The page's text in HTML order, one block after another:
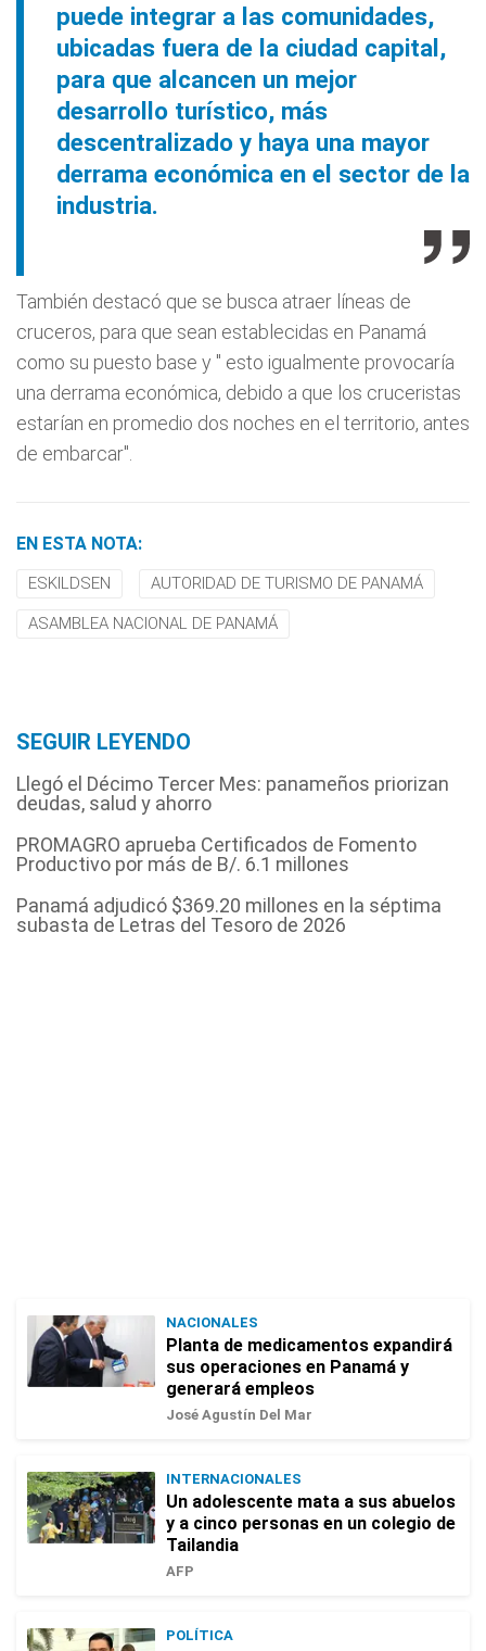
puede integrar a las comunidades,
ubicadas fuera de la ciudad capital,
para que alcancen un mejor
desarrollo turístico, más
descentralizado y haya una mayor
derrama económica en el sector de la
industria.
También destacó que se busca atraer líneas de
cruceros, para que sean establecidas en Panamá
como su puesto base y " esto igualmente provocaría
una derrama económica, debido a que los cruceristas
estarían en promedio dos noches en el territorio, antes
de embarcar".
EN ESTA NOTA:
ESKILDSEN AUTORIDAD DE TURISMO DE PANAMÁ
ASAMBLEA NACIONAL DE PANAMÁ
SEGUIR LEYENDO
Llegó el Décimo Tercer Mes: panameños priorizan
deudas, salud y ahorro
PROMAGRO aprueba Certificados de Fomento
Productivo por más de B/. 6.1 millones
Panamá adjudicó $369.20 millones en la séptima
subasta de Letras del Tesoro de 2026
NACIONALES
Planta de medicamentos expandirá
sus operaciones en Panamá y
generará empleos
José Agustín Del Mar
INTERNACIONALES
Un adolescente mata a sus abuelos
y a cinco personas en un colegio de
Tailandia
AFP
POLÍTICA